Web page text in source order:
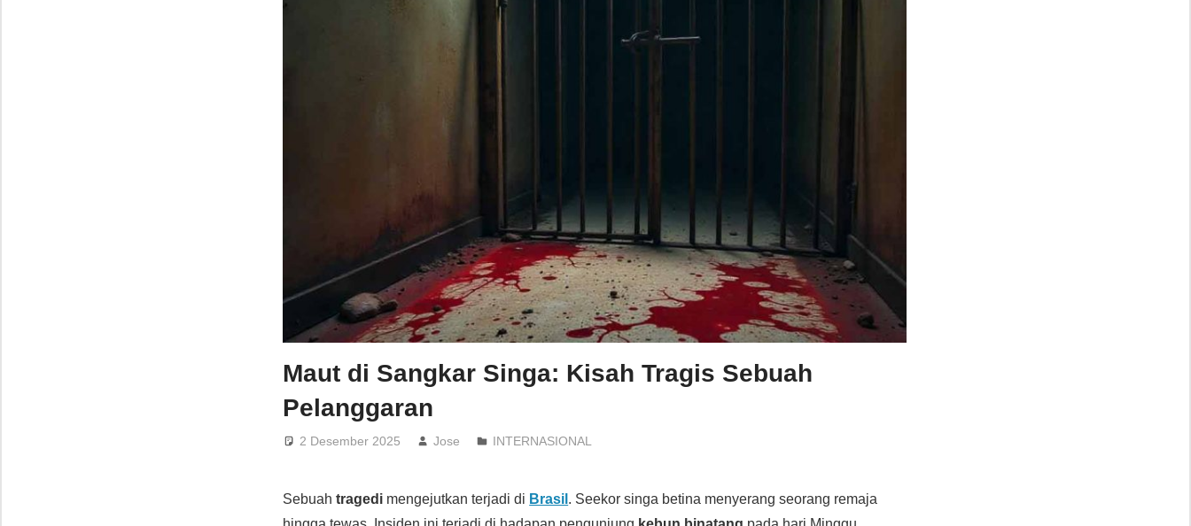
Maut di Sangkar Singa: Kisah Tragis Sebuah
Pelanggaran
2 Desember 2025 Jose INTERNASIONAL
Sebuahtragedi mengejutkan terjadi di Brasil . Seekor singa betina menyerang seorang remaja